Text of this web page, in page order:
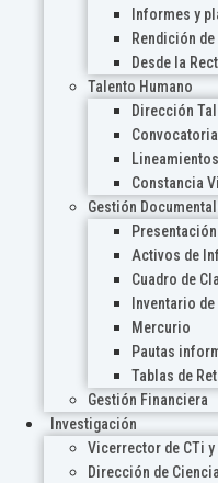
Informes y
Rendición de
Desde la
Talento Humano
Dirección
Lineamientos
Constancia
Gestión Documental
Presentación
Activos de
Cuadro de
Inventario
Mercurio
Pautas
Tablas de
Gestión Financiera
Investigación
Vicerrector de CTi
Dirección de